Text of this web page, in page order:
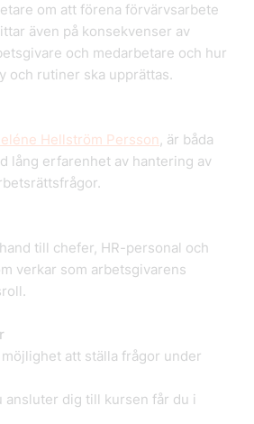
om att förena förvärvsarbete
även på konsekvenser av
och medarbetare och hur
och rutiner ska upprättas.
Hellström Persson, är båda
lång erfarenhet av hantering av
till chefer, HR-personal och
verkar som arbetsgivarens
att ställa frågor under
ansluter dig till kursen får du i